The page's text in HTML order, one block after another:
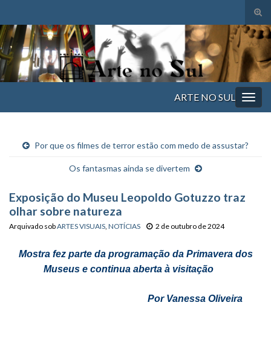
de
Search for:
ARTE NO SUL
Por que os filmes de terror estão com medo de assustar?
Os fantasmas ainda se divertem
Exposição do Museu Leopoldo Gotuzzo traz
olhar sobre natureza
Arquivado sobARTES VISUAIS NOTÍCIAS 2 de outubro de 2024
Mostra fez parte da programação da Primavera dos
Museus e continua aberta à visitação
Por Vanessa Oliveira